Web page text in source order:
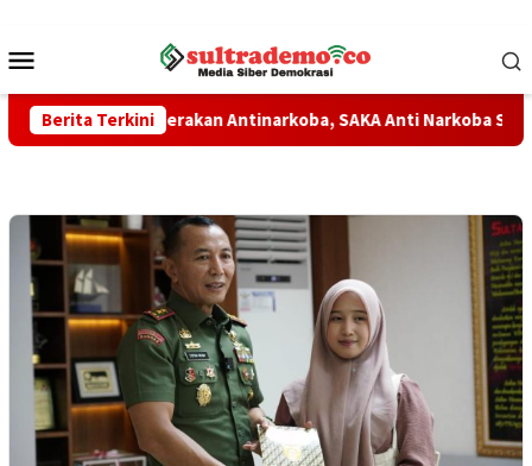
konten
Mobile
Berita Terkini
Perkuat Gerakan Antinarkoba, SAKA Anti Narkoba Segera